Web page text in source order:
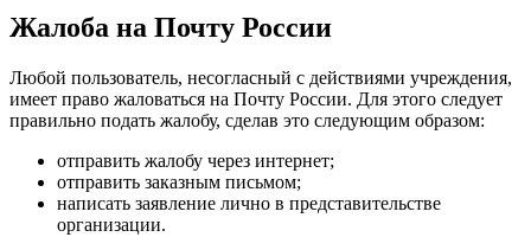
Жалоба на Почту России
Любой пользователь, несогласный с действиями учреждения,
имеет право жаловаться на Почту России. Для этого следует
правильно подать жалобу, сделав это следующим образом:
отправить жалобу через интернет;
отправить заказным письмом;
написать заявление лично в представительстве
организации.